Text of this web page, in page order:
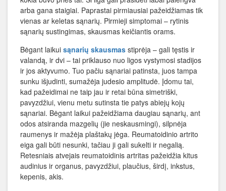
arba gana staigiai. Paprastai pirmiausiai pažeidžiamas tik
vienas ar keletas sąnarių. Pirmieji simptomai – rytinis
sąnarių sustingimas, skausmas keičiantis orams.
Bėgant laikui sąnarių skausmas stiprėja – gali tęstis ir
valandą, ir dvi – tai priklauso nuo ligos vystymosi stadijos
ir jos aktyvumo. Tuo pačiu sąnariai patinsta, juos tampa
sunku išjudinti, sumažėja judesio amplitudė. Įdomu tai,
kad pažeidimai ne taip jau ir retai būna simetriški,
pavyzdžiui, vienu metu sutinsta tie patys abiejų kojų
sąnariai. Bėgant laikui pažeidžiama daugiau sąnarių, ant
odos atsiranda mazgelių (jie neskausmingi), silpnėja
raumenys ir mažėja plaštakų jėga. Reumatoidinio artrito
eiga gali būti nesunki, tačiau ji gali sukelti ir negalią.
Retesniais atvejais reumatoidinis artritas pažeidžia kitus
audinius ir organus, pavyzdžiui, plaučius, širdį, inkstus,
kepenis, akis.